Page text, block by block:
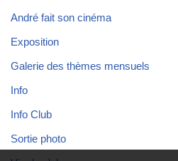
André fait son cinéma
Exposition
Galerie des thèmes mensuels
Info
Info Club
Sortie photo